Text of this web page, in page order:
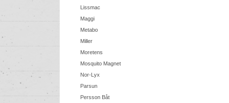
Lissmac
Maggi
Metabo
Miller
Moretens
Mosquito Magnet
Nor-Lyx
Parsun
Persson Båt